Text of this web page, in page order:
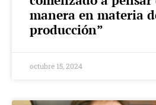
manera en materia
producción”
octubre 15, 2024